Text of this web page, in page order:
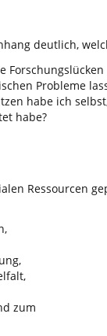
deutlich,
Probleme
habe ich
habe?
Ressourcen
zum